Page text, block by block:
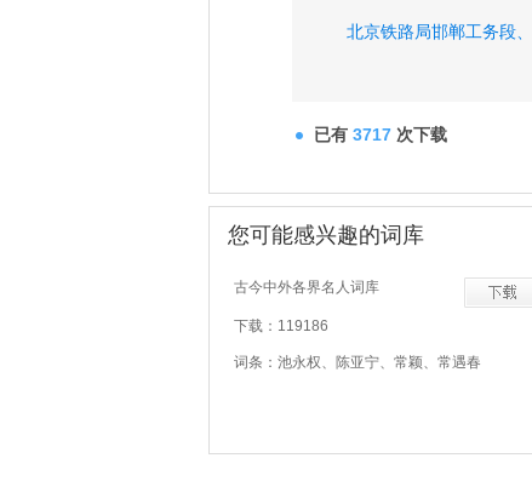
北京铁路局邯郸工务段、
已有 3717 次下载
您可能感兴趣的词库
古今中外各界名人词库
下载：119186
词条：池永权、陈亚宁、常颖、常遇春